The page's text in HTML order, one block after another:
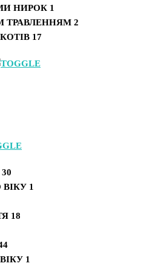
НИРОК 1
ТРАВЛЕННЯМ 2
17
30
1
18
1